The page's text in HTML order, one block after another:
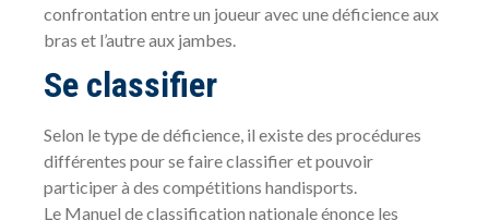
confrontation entre un joueur avec une déficience aux
bras et l’autre aux jambes.
Se classifier
Selon le type de déficience, il existe des procédures
différentes pour se faire classifier et pouvoir
participer à des compétitions handisports.
Le Manuel de classification nationale énonce les